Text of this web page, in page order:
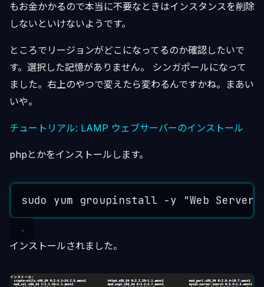
もお金かかるので本当に不要なときはインスタンスを削除
しないといけないようです。
ところでリージョンがどこになってるのか確認したいで
す。選択した記憶がありません。 シンガポールになって
ました。右上のやつで変えたら変わるんですかね。まあい
いや。
チュートリアル: LAMP ウェブサーバーのインストール
phpとかをインストールします。
sudo yum groupinstall -y "Web Server
インストールされました。